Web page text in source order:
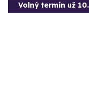
Volný termín už